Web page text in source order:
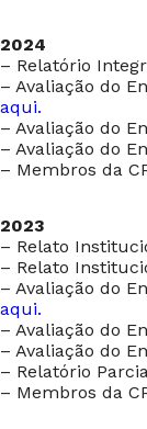
2024
– Relatório
– Avaliação do
aqui.
– Avaliação do
– Avaliação do
– Membros da
2023
– Relato
– Relato
– Avaliação do
aqui.
– Avaliação do
– Avaliação do
– Relatório
– Membros da